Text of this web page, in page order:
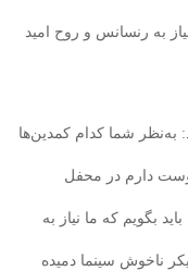
به رنسانس و روح امید
به‌نظر شما کدام کمدین‌ها
دارم در محفل
بگویم که ما نیاز به
ناخوش سینما دمیده